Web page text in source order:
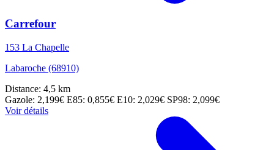
Carrefour
153 La Chapelle
Labaroche (68910)
Distance: 4,5 km
Gazole: 2,199€ E85: 0,855€ E10: 2,029€ SP98: 2,099€
Voir détails